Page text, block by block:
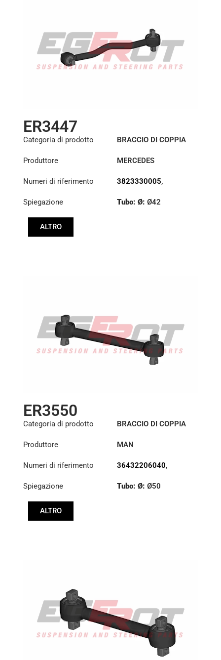
ER3447
Categoria di prodotto BRACCIO DI COPPIA
Produttore MERCEDES
Numeri di riferimento 3823330005,
Spiegazione
Tubo: Ø: Ø42
ALTRO
ER3550
Categoria di prodotto BRACCIO DI COPPIA
Produttore MAN
Numeri di riferimento 36432206040,
36432206048
Spiegazione Tubo: Ø: Ø50
ALTRO